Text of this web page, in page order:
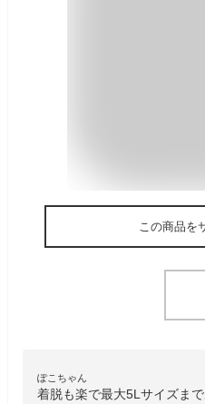
この商品を
ぽこちゃん
着脱も楽で最大5Lサイズま